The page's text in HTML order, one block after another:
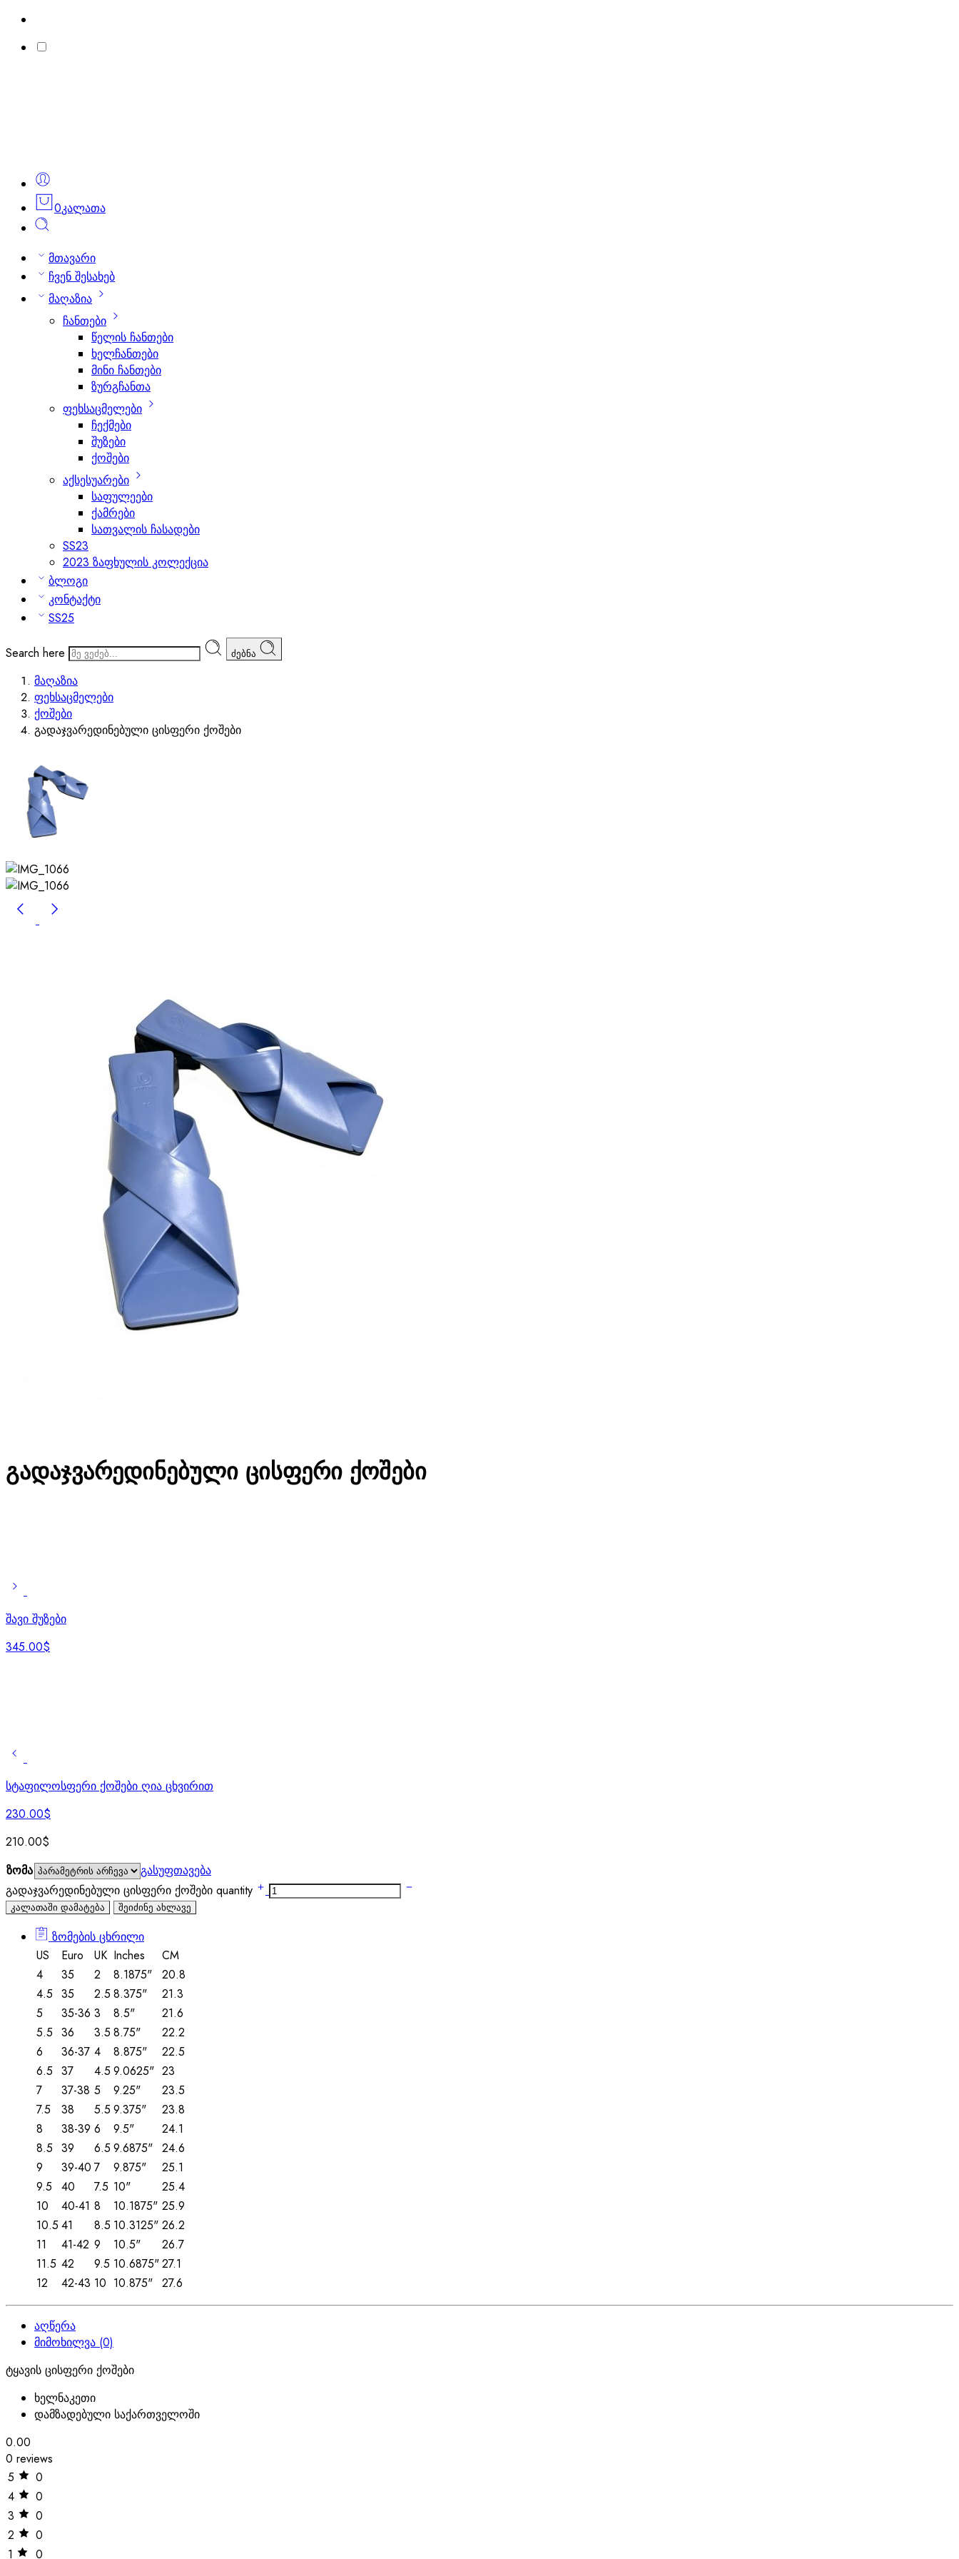
0კალათა
მთავარი
ჩვენ შესახებ
მაღაზია
ჩანთები
წელის ჩანთები
ხელჩანთები
მინი ჩანთები
ზურგჩანთა
ფეხსაცმელები
ჩექმები
შუზები
ქოშები
აქსესუარები
საფულეები
ქამრები
სათვალის ჩასადები
SS23
2023 ზაფხულის კოლექცია
ბლოგი
კონტაქტი
SS25
Search here ძებნა
მაღაზია
ფეხსაცმელები
ქოშები
გადაჯვარედინებული ცისფერი ქოშები
გადაჯვარედინებული ცისფერი ქოშები
შავი შუზები
345.00$
სტაფილოსფერი ქოშები ღია ცხვირით
230.00$
210.00$
ზომა
გასუფთავება
გადაჯვარედინებული ცისფერი ქოშები quantity
კალათაში დამატება შეიძინე ახლავე
ზომების ცხრილი
US
Euro UK Inches
CM
4
35 2 8.1875"
20.8
4.5 35 2.5 8.375"
21.3
5
35-36 3 8.5"
21.6
5.5 36 3.5 8.75"
22.2
6
36-37 4 8.875"
22.5
6.5 37 4.5 9.0625" 23
7
37-38 5 9.25"
23.5
7.5
38 5.5 9.375"
23.8
8
38-39 6 9.5"
24.1
8.5 39 6.5 9.6875" 24.6
9
39-40 7 9.875"
25.1
9.5
40 7.5 10"
25.4
10
40-41 8 10.1875" 25.9
10.5 41 8.5 10.3125" 26.2
11
41-42 9 10.5"
26.7
11.5 42 9.5 10.6875"27.1
12
42-43 10 10.875" 27.6
აღწერა
მიმოხილვა (0)
ტყავის ცისფერი ქოშები
ხელნაკეთი
დამზადებული საქართველოში
0.00
0 reviews
5
0
4
0
3
0
2
0
1
0